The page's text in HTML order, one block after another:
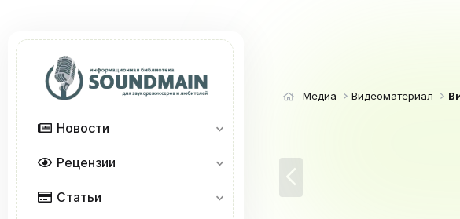
Новости
Рецензии
Статьи
Медиа Видеоматериал
з